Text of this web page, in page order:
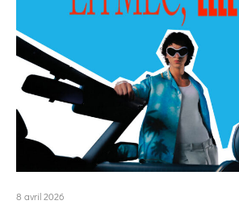
8 avril 2026